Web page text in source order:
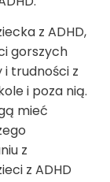
z ADHD,
gorszych
trudności z
i poza nią.
mieć
z
z ADHD